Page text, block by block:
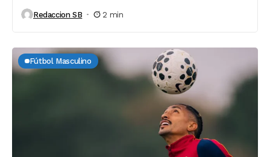
Redaccion SB 2 min
Fútbol Masculino